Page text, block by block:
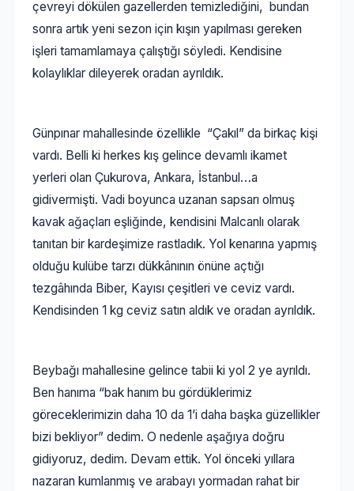
çevreyi dökülen gazellerden temizlediğini, bundan
sonra artık yeni sezon için kışın yapılması gereken
işleri tamamlamaya çalıştığı söyledi. Kendisine
kolaylıklar dileyerek oradan ayrıldık.
Günpınar mahallesinde özellikle “Çakıl” da birkaç kişi
vardı. Belli ki herkes kış gelince devamlı ikamet
yerleri olan Çukurova, Ankara, İstanbul…a
gidivermişti. Vadi boyunca uzanan sapsarı olmuş
kavak ağaçları eşliğinde, kendisini Malcanlı olarak
tanıtan bir kardeşimize rastladık. Yol kenarına yapmış
olduğu kulübe tarzı dükkânının önüne açtığı
tezgâhında Biber, Kayısı çeşitleri ve ceviz vardı.
Kendisinden 1 kg ceviz satın aldık ve oradan ayrıldık.
Beybağı mahallesine gelince tabii ki yol 2 ye ayrıldı.
Ben hanıma “bak hanım bu gördüklerimiz
göreceklerimizin daha 10 da 1’i daha başka güzellikler
bizi bekliyor” dedim. O nedenle aşağıya doğru
gidiyoruz, dedim. Devam ettik. Yol önceki yıllara
nazaran kumlanmış ve arabayı yormadan rahat bir